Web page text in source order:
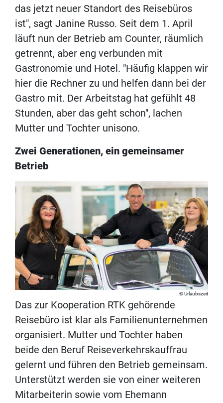
das jetzt neuer Standort des Reisebüros
ist", sagt Janine Russo. Seit dem 1. April
läuft nun der Betrieb am Counter, räumlich
getrennt, aber eng verbunden mit
Gastronomie und Hotel. "Häufig klappen wir
hier die Rechner zu und helfen dann bei der
Gastro mit. Der Arbeitstag hat gefühlt 48
Stunden, aber das geht schon", lachen
Mutter und Tochter unisono.
Zwei Generationen, ein gemeinsamer
Betrieb
Urlaubszeit
Das zur Kooperation RTK gehörende
Reisebüro ist klar als Familienunternehmen
organisiert. Mutter und Tochter haben
beide den Beruf Reiseverkehrskauffrau
gelernt und führen den Betrieb gemeinsam.
Unterstützt werden sie von einer weiteren
Mitarbeiterin sowie vom Ehemann